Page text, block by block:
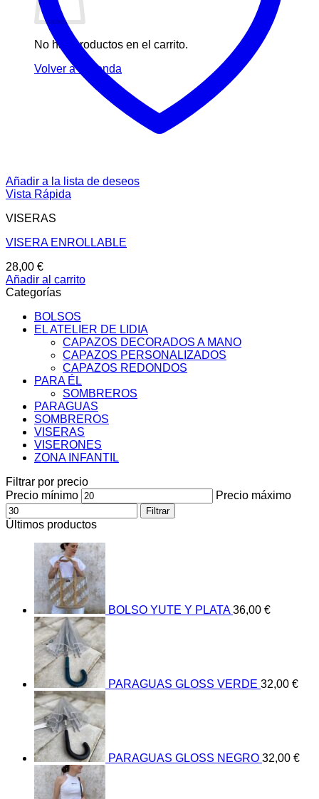
No hay productos en el carrito.
Volver a la tienda
Añadir a la lista de deseos
Vista Rápida
VISERAS
VISERA ENROLLABLE
28,00 €
Añadir al carrito
Categorías
BOLSOS
EL ATELIER DE LIDIA
CAPAZOS DECORADOS A MANO
CAPAZOS PERSONALIZADOS
CAPAZOS REDONDOS
PARA ÉL
SOMBREROS
PARAGUAS
SOMBREROS
VISERAS
VISERONES
ZONA INFANTIL
Filtrar por precio
Precio mínimo
Precio máximo
Filtrar
Últimos productos
BOLSO YUTE Y PLATA 36,00 €
PARAGUAS GLOSS VERDE 32,00 €
PARAGUAS GLOSS NEGRO 32,00 €